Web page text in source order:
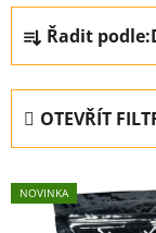
Ř
a
z
n
í
p
Řadit podle:
OTEVŘÍT
V
ý
NOVINKA